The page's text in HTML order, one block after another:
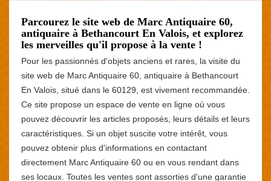
Parcourez le site web de Marc Antiquaire 60,
antiquaire à Bethancourt En Valois, et explorez
les merveilles qu'il propose à la vente !
Pour les passionnés d'objets anciens et rares, la visite du
site web de Marc Antiquaire 60, antiquaire à Bethancourt
En Valois, situé dans le 60129, est vivement recommandée.
Ce site propose un espace de vente en ligne où vous
pouvez découvrir les articles proposés, leurs détails et leurs
caractéristiques. Si un objet suscite votre intérêt, vous
pouvez obtenir plus d'informations en contactant
directement Marc Antiquaire 60 ou en vous rendant dans
ses locaux. Toutes les ventes sont assorties d'une garantie